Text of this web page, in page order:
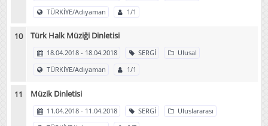
TÜRKİYE/Adıyaman
1/1
Türk Halk Müziği Dinletisi
18.04.2018 - 18.04.2018 SERGİ
Ulusal
TÜRKİYE/Adıyaman
1/1
Müzik Dinletisi
11.04.2018 - 11.04.2018 SERGİ
Uluslararası